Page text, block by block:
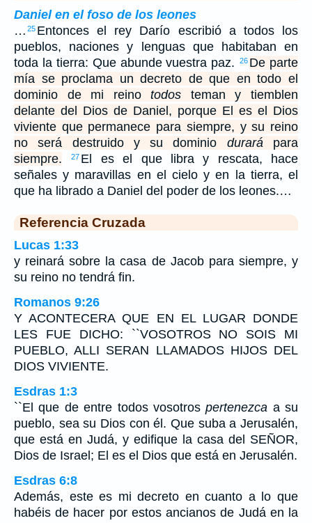
Daniel en el foso de los leones
… 25 Entonces el rey Darío escribió a todos los
pueblos, naciones y lenguas que habitaban en
toda la tierra: Que abunde vuestra paz.
26 De parte
mía se proclama un decreto de que en todo el
dominio de mi reinotodos teman y tiemblen
delante del Dios de Daniel, porque El es el Dios
viviente que permanece para siempre, y su reino
no será destruido y su dominio durará para
siempre.
27 El es el que libra y rescata, hace
señales y maravillas en el cielo y en la tierra, el
que ha librado a Daniel del poder de los leones.…
Referencia Cruzada
Lucas 1:33
y reinará sobre la casa de Jacob para siempre, y
su reino no tendrá fin.
Romanos 9:26
Y ACONTECERA QUE EN EL LUGAR DONDE
LES FUE DICHO: ``VOSOTROS NO SOIS MI
PUEBLO, ALLI SERAN LLAMADOS HIJOS DEL
DIOS VIVIENTE.
Esdras 1:3
``El que de entre todos vosotrospertenezca a su
pueblo, sea su Dios con él. Que suba a Jerusalén,
que está en Judá, y edifique la casa del SEÑOR,
Dios de Israel; El es el Dios que está en Jerusalén.
Esdras 6:8
Además, este es mi decreto en cuanto a lo que
habéis de hacer por estos ancianos de Judá en la